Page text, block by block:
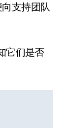
支持团队
它们是否